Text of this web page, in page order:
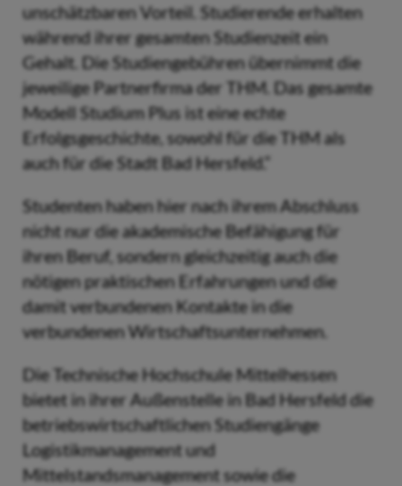
unschätzbaren Vorteil. Studierende erhalten
während ihrer gesamten Studienzeit ein
Gehalt. Die Studiengebühren übernimmt die
jeweilige Partnerfirma der THM. Das gesamte
Modell Studium Plus ist eine echte
Erfolgsgeschichte, sowohl für die THM als
auch für die Stadt Bad Hersfeld.“
Studenten haben hier nach ihrem Abschluss
nicht nur die akademische Befähigung für
ihren Beruf, sondern gleichzeitig auch die
nötigen praktischen Erfahrungen und die
damit verbundenen Kontakte in die
verbundenen Wirtschaftsunternehmen.
Die Technische Hochschule Mittelhessen
bietet in ihrer Außenstelle in Bad Hersfeld die
betriebswirtschaftlichen Studiengänge
Logistikmanagement und
Mittelstandsmanagement sowie die